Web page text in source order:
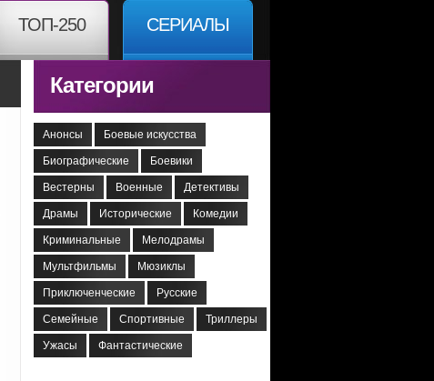
ТОП-250 СЕРИАЛЫ
Категории
Анонсы Боевые искусства
Биографические Боевики
Вестерны Военные Детективы
Драмы Исторические Комедии
Криминальные Мелодрамы
Мультфильмы Мюзиклы
Приключенческие Русские
Семейные Спортивные Триллеры
Ужасы Фантастические